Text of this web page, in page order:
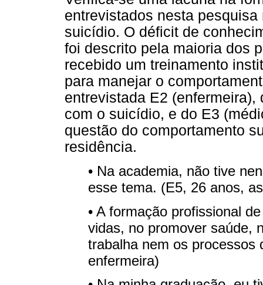
entrevistados nesta
suicídio. O déficit de
foi descrito pela maioria dos
recebido um treinamento
para manejar o
entrevistada E2
com o suicídio, e do E3
questão do comportamento
residência.
• Na academia, não tive
esse tema. (E5, 26 anos,
• A formação profissional
vidas, no promover saúde,
trabalha nem os processos
enfermeira)